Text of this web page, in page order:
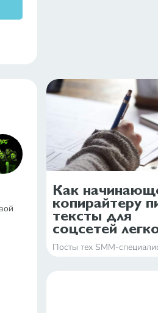
Как
копирайтеру
тексты для
соцсетей
Посты тех SMM-